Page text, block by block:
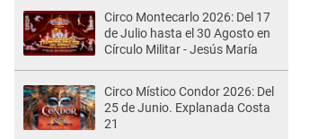
Circo Montecarlo 2026: Del 17
de Julio hasta el 30 Agosto en
Círculo Militar - Jesús María
Circo Místico Condor 2026: Del
25 de Junio. Explanada Costa
21